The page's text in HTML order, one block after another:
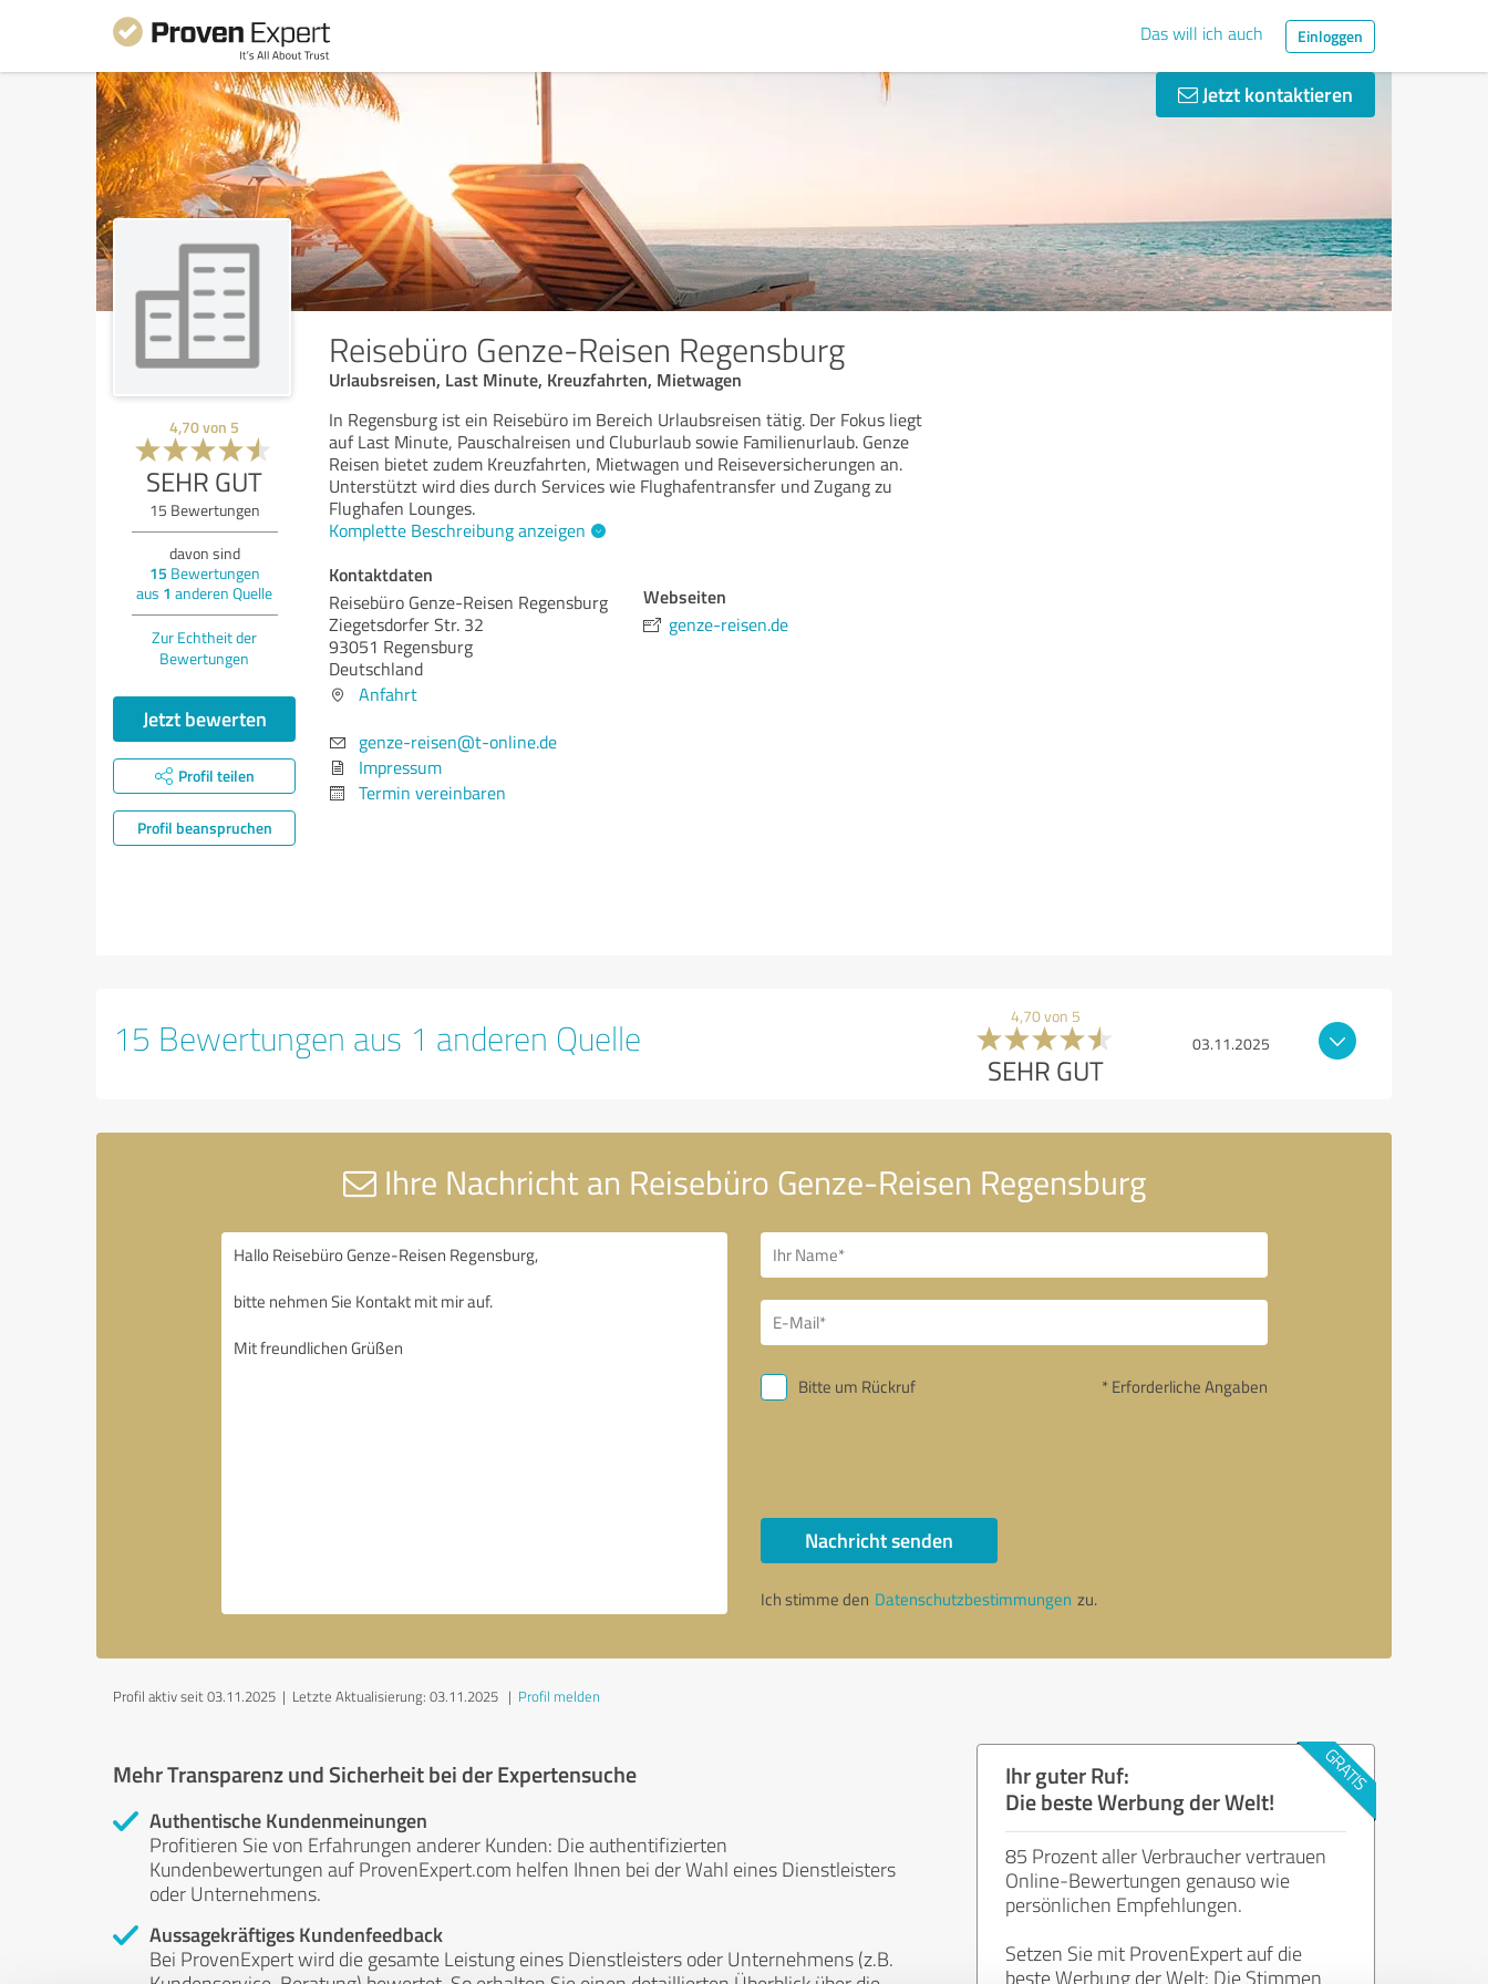
Das will ich auch Einloggen
Jetzt kontaktieren
Reisebüro Genze-Reisen Regensburg
Urlaubsreisen, Last Minute, Kreuzfahrten, Mietwagen
4,70von 5
SEHR GUT
15 Bewertungen
davon sind
15 Bewertungen
aus 1 anderen Quelle
Zur Echtheit der
Bewertungen
Jetzt bewerten
Profil teilen
Profil beanspruchen
In Regensburg ist ein Reisebüro im Bereich Urlaubsreisen tätig. Der Fokus liegt
auf Last Minute, Pauschalreisen und Cluburlaub sowie Familienurlaub. Genze
Reisen bietet zudem Kreuzfahrten, Mietwagen und Reiseversicherungen an.
Unterstützt wird dies durch Services wie Flughafentransfer und Zugang zu
Flughafen Lounges.
Komplette Beschreibung anzeigen
Kontaktdaten
Reisebüro Genze-Reisen Regensburg
Ziegetsdorfer Str. 32
93051 Regensburg
Deutschland
Anfahrt
genze-reisen@t-online.de
Impressum
Termin vereinbaren
Webseiten
genze-reisen.de
15 Bewertungen aus 1 anderen Quelle 4,70 von 5
SEHR GUT
03.11.2025
Ihre Nachricht an Reisebüro Genze-Reisen Regensburg
Bitte um Rückruf * Erforderliche Angaben
Nachricht senden
Ich stimme den Datenschutzbestimmungen zu.
Profil aktiv seit 03.11.2025 | Letzte Aktualisierung: 03.11.2025 | Profil melden
Mehr Transparenz und Sicherheit bei der Expertensuche
Authentische Kundenmeinungen
Profitieren Sie von Erfahrungen anderer Kunden: Die authentifizierten
Kundenbewertungen auf ProvenExpert.com helfen Ihnen bei der Wahl eines Dienstleisters
oder Unternehmens.
Aussagekräftiges Kundenfeedback
Bei ProvenExpert wird die gesamte Leistung eines Dienstleisters oder Unternehmens (z.B.
Ihr guter Ruf:
Die beste Werbung der Welt!
85 Prozent aller Verbraucher vertrauen
Online-Bewertungen genauso wie
persönlichen Empfehlungen.
Setzen Sie mit ProvenExpert auf die
beste Werbung der Welt: Die Stimmen